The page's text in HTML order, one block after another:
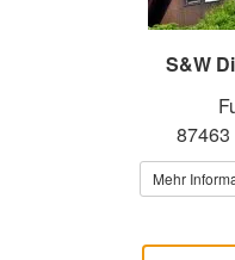
S&W
Mehr